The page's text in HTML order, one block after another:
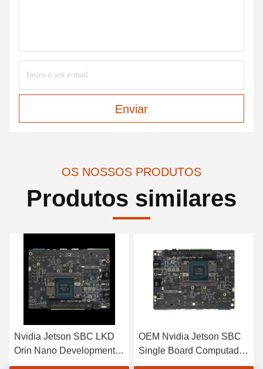
Enviar
OS NOSSOS PRODUTOS
Produtos similares
Nvidia Jetson SBC LKD
Orin Nano Development
Board Com CPU Jetson
OEM Nvidia Jetson SBC
Single Board Computador
Orin Nano 8GB